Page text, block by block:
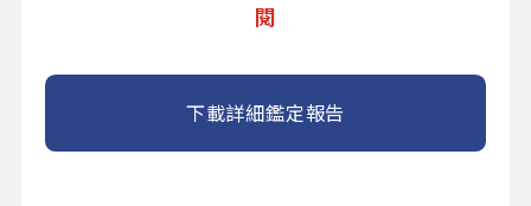
閱
下載詳細鑑定報告